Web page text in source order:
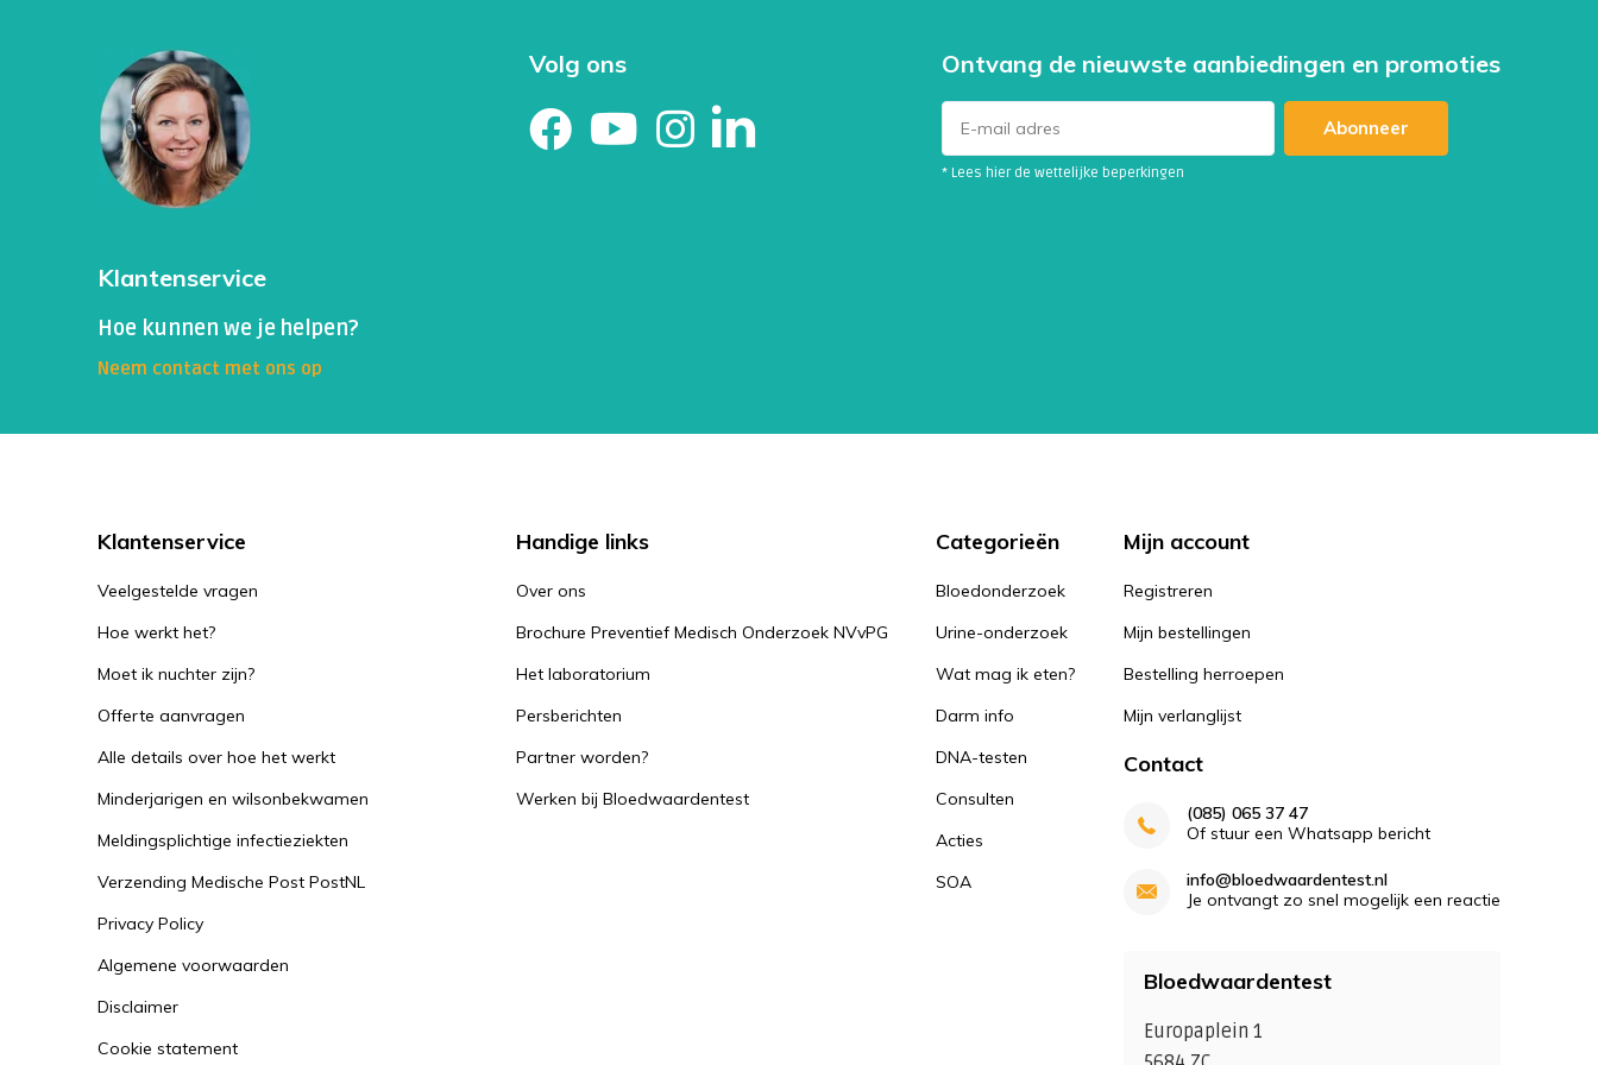
geen antibioticakuur heeft gehad en dat u geen maagzuurremmers gebruikt.
Mocht u deze medicatie wel nemen gelieve dan met uw huisarts te overleggen.
De Nederlandse Huisartsen Vereniging adviseert om deze Helicobacter Pylori-
ontlastingtest te doen ipv die uit bloed.
Zie hier de
Klantenservice
Hoe kunnen we je helpen?
Neem contact met ons op
Volg ons Ontvang de nieuwste aanbiedingen en promoties
Abonneer
* Lees hier de wettelijke beperkingen
Klantenservice
Veelgestelde vragen
Hoe werkt het?
Moet ik nuchter zijn?
Offerte aanvragen
Alle details over hoe het werkt
Minderjarigen en wilsonbekwamen
Meldingsplichtige infectieziekten
Verzending Medische Post PostNL
Privacy Policy
Algemene voorwaarden
Disclaimer
Cookie statement
Handige links
Over ons
Brochure Preventief Medisch Onderzoek NVvPG
Het laboratorium
Persberichten
Partner worden?
Werken bij Bloedwaardentest
Categorieën
Bloedonderzoek
Urine-onderzoek
Wat mag ik eten?
Darm info
DNA-testen
Consulten
Acties
SOA
Mijn account
Registreren
Mijn bestellingen
Bestelling herroepen
Mijn verlanglijst
Contact
(085) 065 37 47
Of stuur een Whatsapp bericht
info@bloedwaardentest.nl
Je ontvangt zo snel mogelijk een reactie
Bloedwaardentest
Europaplein 1